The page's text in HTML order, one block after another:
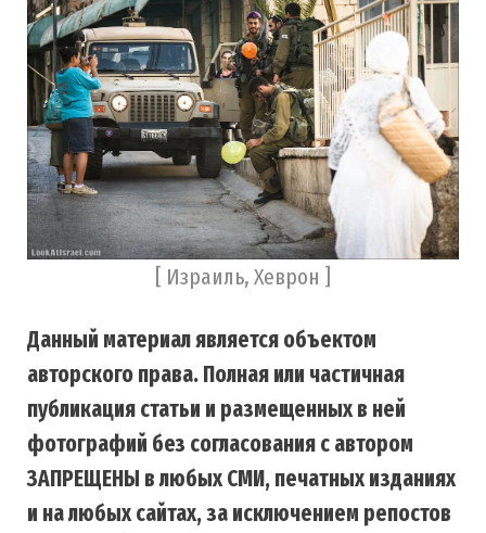
[ Израиль, Хеврон ]
Данный материал является объектом
авторского права. Полная или частичная
публикация статьи и размещенных в ней
фотографий без согласования с автором
ЗАПРЕЩЕНЫ в любых СМИ, печатных изданиях
и на любых сайтах, за исключением репостов